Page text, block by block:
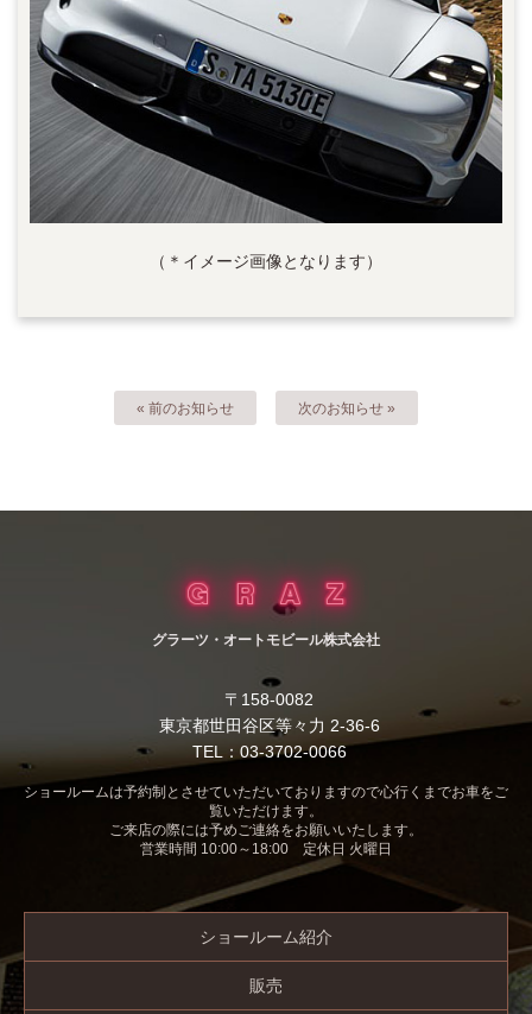
（＊イメージ画像となります）
« 前のお知らせ 次のお知らせ »
グラーツ・オートモビール株式会社
〒158-0082
東京都世田谷区等々力 2-36-6
TEL：03-3702-0066
ショールームは予約制とさせていただいておりますので心行くまでお車をご
覧いただけます。
ご来店の際には予めご連絡をお願いいたします。
営業時間 10:00～18:00 定休日 火曜日
ショールーム紹介
販売